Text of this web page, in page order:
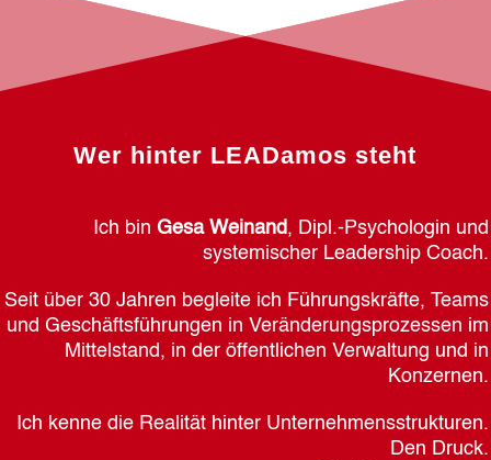
Wer hinter LEADamos steht
Ich bin Gesa Weinand, Dipl.-Psychologin und
systemischer Leadership Coach.
Seit über 30 Jahren begleite ich Führungskräfte, Teams
und Geschäftsführungen in Veränderungsprozessen im
Mittelstand, in der öffentlichen Verwaltung und in
Konzernen.
Ich kenne die Realität hinter Unternehmensstrukturen.
Den Druck.